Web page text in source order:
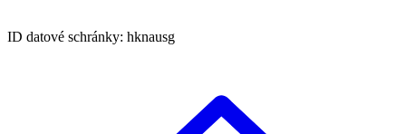
ID datové schránky: hknausg